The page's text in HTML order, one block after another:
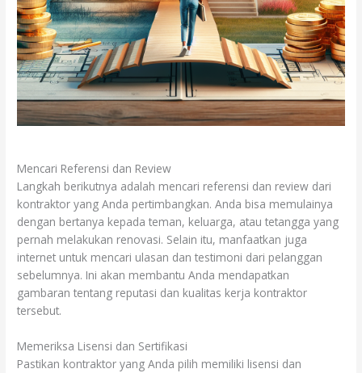
Mencari Referensi dan Review
Langkah berikutnya adalah mencari referensi dan review dari
kontraktor yang Anda pertimbangkan. Anda bisa memulainya
dengan bertanya kepada teman, keluarga, atau tetangga yang
pernah melakukan renovasi. Selain itu, manfaatkan juga
internet untuk mencari ulasan dan testimoni dari pelanggan
sebelumnya. Ini akan membantu Anda mendapatkan
gambaran tentang reputasi dan kualitas kerja kontraktor
tersebut.
Memeriksa Lisensi dan Sertifikasi
Pastikan kontraktor yang Anda pilih memiliki lisensi dan